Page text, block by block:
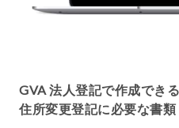
GVA 法人登記で作成でき
住所変更登記に必要な書類